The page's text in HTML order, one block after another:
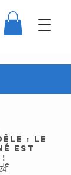
: le
est